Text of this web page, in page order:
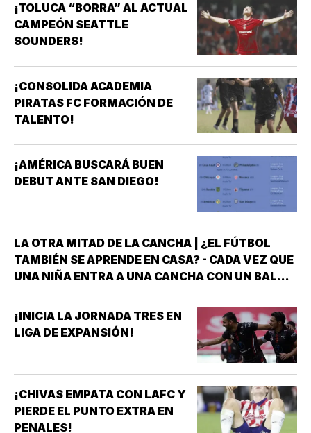
¡TOLUCA “BORRA” AL ACTUAL
CAMPEÓN SEATTLE
SOUNDERS!
¡CONSOLIDA ACADEMIA
PIRATAS FC FORMACIÓN DE
TALENTO!
¡AMÉRICA BUSCARÁ BUEN
DEBUT ANTE SAN DIEGO!
LA OTRA MITAD DE LA CANCHA | ¿EL FÚTBOL
TAMBIÉN SE APRENDE EN CASA? - CADA VEZ QUE
UNA NIÑA ENTRA A UNA CANCHA CON UN BALÓN
BAJO EL BRAZO, NO LLEGA SOLA *DETRÁS DE
ELLA SIEMPRE HAY ALGUIEN QUE LA LLEVÓ AL
ENTRENAMIENTO, QUE HIZO EL ESFUERZO…
¡INICIA LA JORNADA TRES EN
LIGA DE EXPANSIÓN!
¡CHIVAS EMPATA CON LAFC Y
PIERDE EL PUNTO EXTRA EN
PENALES!